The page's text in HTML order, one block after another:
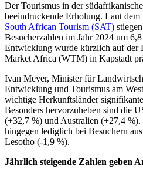
Der Tourismus in der
beeindruckende Erholung. Laut dem
South African Tourism (SAT)
Besucherzahlen im Jahr 2024 um
Entwicklung wurde kürzlich auf der
Market Africa (WTM) in Kapstadt
Ivan Meyer, Minister für
Entwicklung und Tourismus am
wichtige Herkunftsländer
Besonders hervorzuheben sind die
(+32,7 %) und Australien (+27,4 %).
hingegen lediglich bei Besuchern
Lesotho (-1,9 %).
Jährlich steigende Zahlen geben